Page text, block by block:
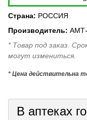
Страна: РОССИЯ
Производитель:
* Товар под заказ.
могут измениться.
* Цена действительна
В аптеках